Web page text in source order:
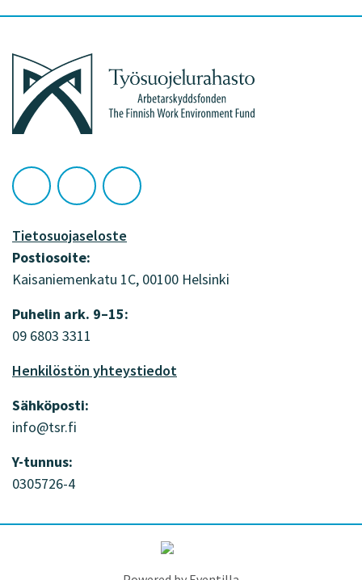
Työsuojelurahasto
Seuraa
Työsuojelurahasto
Twitter
Seuraa
Työsuojelurahasto
YouTube
Seuraa
Työsuojelurahasto
Facebook
Tietosuojaseloste
Postiosoite:
Kaisaniemenkatu 1C, 00100 Helsinki
Puhelin ark. 9–15:
09 6803 3311
Henkilöstön yhteystiedot
Sähköposti:
info@tsr.fi
Y-tunnus:
0305726-4